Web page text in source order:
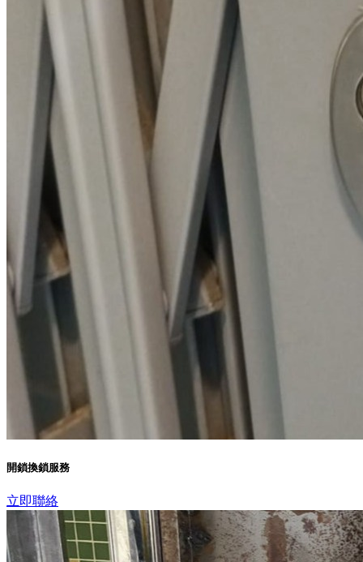
開鎖換鎖服務
立即聯絡